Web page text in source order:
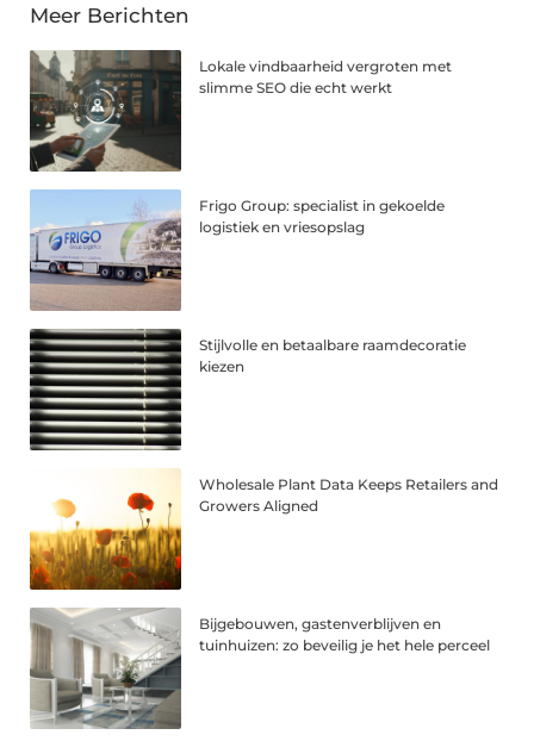
Meer Berichten
Lokale vindbaarheid vergroten met
slimme SEO die echt werkt
Frigo Group: specialist in gekoelde
logistiek en vriesopslag
Stijlvolle en betaalbare raamdecoratie
kiezen
Wholesale Plant Data Keeps Retailers and
Growers Aligned
Bijgebouwen, gastenverblijven en
tuinhuizen: zo beveilig je het hele perceel